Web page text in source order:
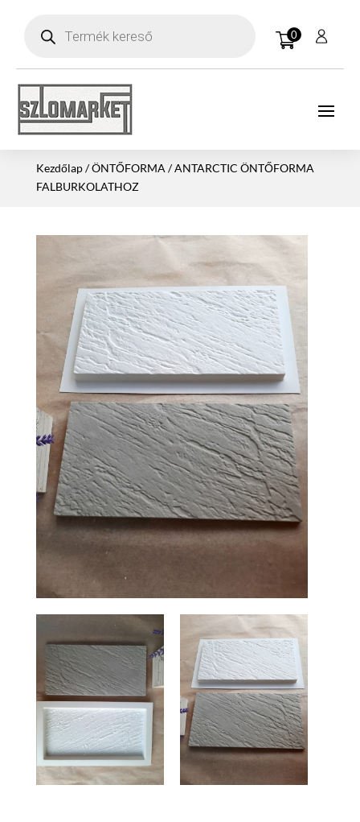
search
0
Kezdőlap/ÖNTŐFORMA / ANTARCTIC ÖNTŐFORMA
FALBURKOLATHOZ